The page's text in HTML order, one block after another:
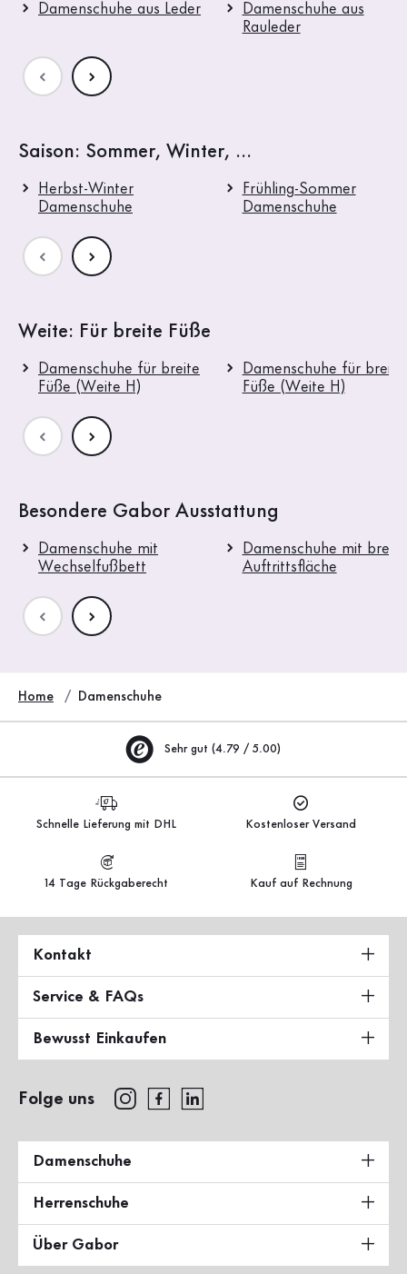
Damenschuhe aus Leder
Damenschuhe aus
Rauleder
Saison: Sommer, Winter, ...
Herbst-Winter
Damenschuhe
Frühling-Sommer
Damenschuhe
Weite: Für breite Füße
Damenschuhe für breite
Füße (Weite H)
Damenschuhe für breite
Füße (Weite H)
Besondere Gabor Ausstattung
Damenschuhe mit
Wechselfußbett
Damenschuhe mit
Auftrittsfläche
Home Damenschuhe
Sehr gut (4.79 / 5.00)
Schnelle Lieferung mit DHL Kostenloser Versand
14 Tage Rückgaberecht Kauf auf Rechnung
Kontakt
Service & FAQs
Bewusst Einkaufen
Folge uns
Damenschuhe
Herrenschuhe
Über Gabor